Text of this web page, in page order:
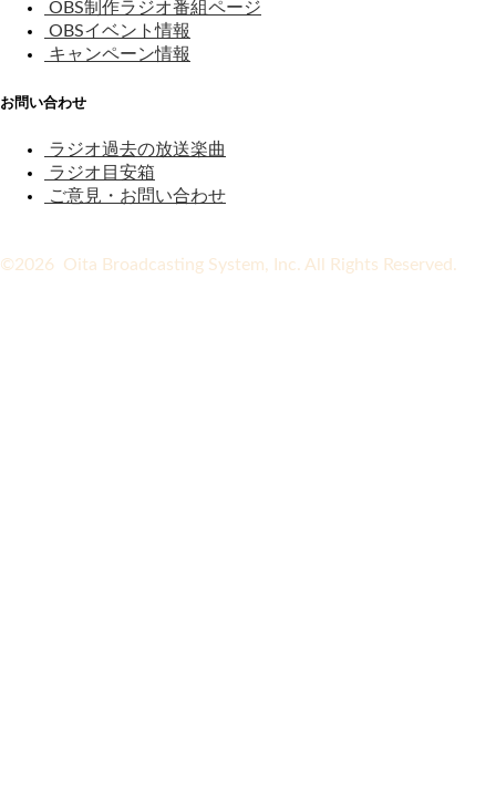
OBS制作ラジオ番組ページ
OBSイベント情報
キャンペーン情報
お問い合わせ
ラジオ過去の放送楽曲
ラジオ目安箱
ご意見・お問い合わせ
©2026 Oita Broadcasting System, Inc. All Rights Reserved.